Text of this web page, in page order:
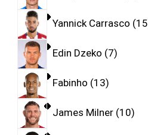
Yannick Carrasco 15
Edin Dzeko 7
Fabinho 13
James Milner 10